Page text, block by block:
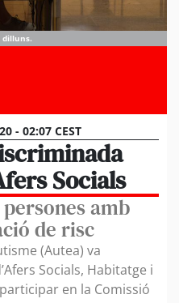
dilluns.
- 02:07 CEST
Socials
amb
de risc
(Autea) va
Socials, Habitatge i
en la Comissió